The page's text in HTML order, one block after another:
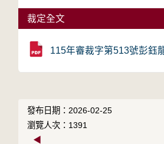
裁定全文
115年審裁字第513號彭鈺
發布日期：2026-02-25
瀏覽人次：1391
◀